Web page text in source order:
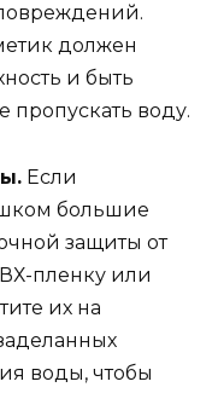
должен
и быть
пропускать воду.
Если
большие
защиты от
пленку или
их на
воды, чтобы